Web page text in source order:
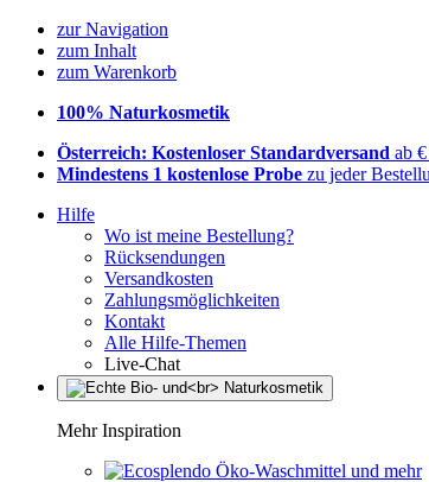
zur Navigation
zum Inhalt
zum Warenkorb
100% Naturkosmetik
Österreich: Kostenloser Standardversand ab
Mindestens 1 kostenlose Probe zu jeder
Hilfe
Wo ist meine Bestellung?
Rücksendungen
Versandkosten
Zahlungsmöglichkeiten
Kontakt
Alle Hilfe-Themen
Live-Chat
Mehr Inspiration
Öko-Waschmittel und mehr